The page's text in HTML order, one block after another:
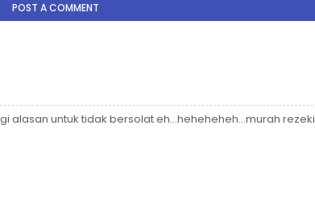
POST A COMMENT
alasan untuk tidak bersolat eh...heheheheh...murah rezeki